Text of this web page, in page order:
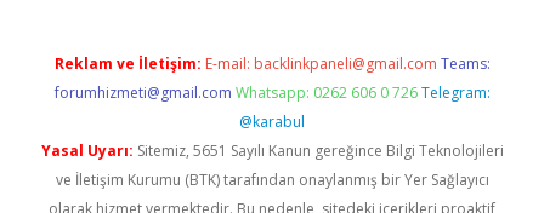
Reklam ve İletişim: E-mail: backlinkpaneli@gmail.com Teams:
forumhizmeti@gmail.com Whatsapp: 0262 606 0 726 Telegram:
@karabul
Yasal Uyarı: Sitemiz, 5651 Sayılı Kanun gereğince Bilgi Teknolojileri
ve İletişim Kurumu (BTK) tarafından onaylanmış bir Yer Sağlayıcı
olarak hizmet vermektedir. Bu nedenle, sitedeki içerikleri proaktif